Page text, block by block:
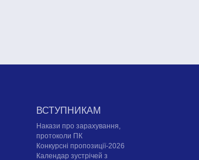
ВСТУПНИКАМ
Накази про зарахування,
протоколи ПК
Конкурсні пропозиції-2026
Календар зустрічей з